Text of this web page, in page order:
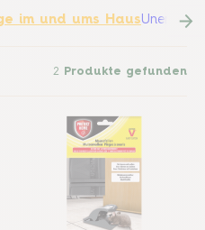
im und ums Haus
2 Produkte gefunden